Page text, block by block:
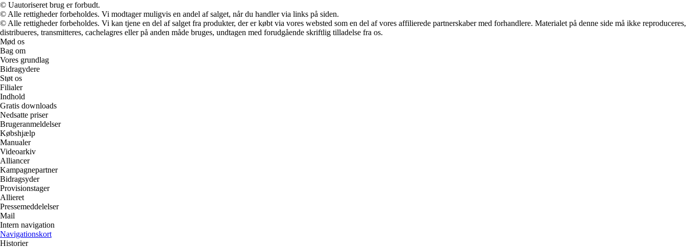
© Uautoriseret brug er forbudt.
© Alle rettigheder forbeholdes. Vi modtager muligvis en andel af salget, når du handler via links på siden.
© Alle rettigheder forbeholdes. Vi kan tjene en del af salget fra produkter, der er købt via vores websted som en del af vores affilierede partnerskaber med forhandlere. Materialet på denne side må ikke reproduceres,
distribueres, transmitteres, cachelagres eller på anden måde bruges, undtagen med forudgående skriftlig tilladelse fra os.
Mød os
Bag om
Vores grundlag
Bidragydere
Støt os
Filialer
Indhold
Gratis downloads
Nedsatte priser
Brugeranmeldelser
Købshjælp
Manualer
Videoarkiv
Alliancer
Kampagnepartner
Bidragsyder
Provisionstager
Allieret
Pressemeddelelser
Mail
Intern navigation
Navigationskort
Historier